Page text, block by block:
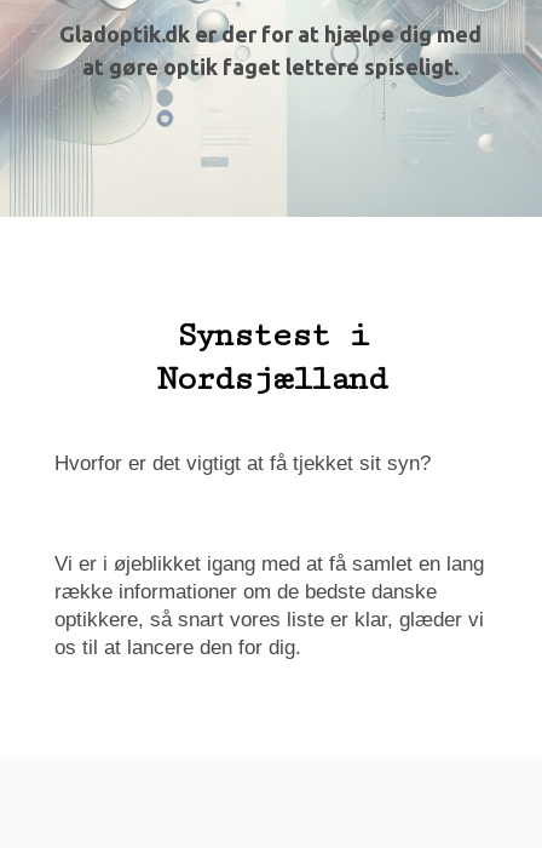
Gladoptik.dk er der for at hjælpe dig med
at gøre optik faget lettere spiseligt.
Synstest i
Nordsjælland
Hvorfor er det vigtigt at få tjekket sit syn?
Vi er i øjeblikket igang med at få samlet en lang
række informationer om de bedste danske
optikkere, så snart vores liste er klar, glæder vi
os til at lancere den for dig.